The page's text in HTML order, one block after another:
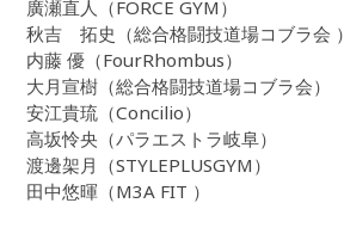
廣瀬直人（FORCE GYM）
秋吉 拓史（総合格闘技道場コブラ会 ）
内藤 優（FourRhombus）
大月宣樹（総合格闘技道場コブラ会）
安江貴琉（Concilio）
高坂怜央（パラエストラ岐阜）
渡邊架月（STYLEPLUSGYM）
田中悠暉（M3A FIT ）